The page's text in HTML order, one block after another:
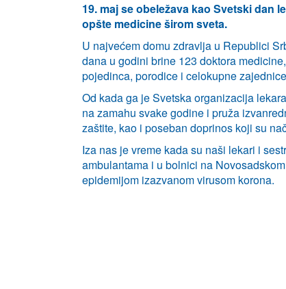
19. maj se obeležava kao Svetski dan
opšte medicine širom sveta.
U najvećem domu zdravlja u Republici
dana u godini brine 123 doktora
pojedinca, porodice i celokupne
Od kada ga je Svetska organizacija
na zamahu svake godine i pruža
zaštite, kao i poseban doprinos koji su
Iza nas je vreme kada su naši lekari i
ambulantama i u bolnici na
epidemijom izazvanom virusom korona.